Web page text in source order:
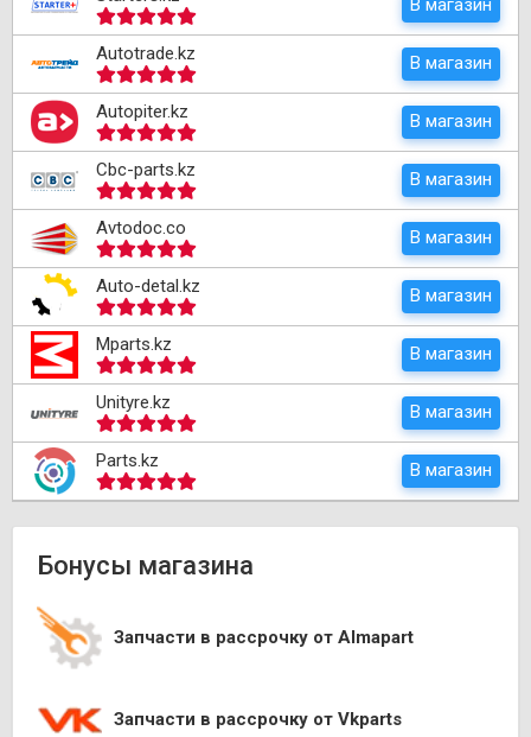
В магазин
Autotrade.kz В магазин
Autopiter.kz В магазин
Cbc-parts.kz В магазин
Avtodoc.co В магазин
Auto-detal.kz В магазин
Mparts.kz В магазин
Unityre.kz В магазин
Parts.kz В магазин
Бонусы магазина
Запчасти в рассрочку от Almapart
Запчасти в рассрочку от Vkparts